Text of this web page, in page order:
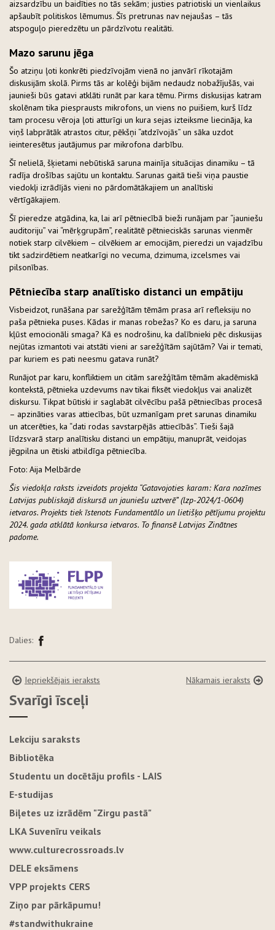
aizsardzību un baidīties no tās sekām; justies patriotiski un vienlaikus
apšaubīt politiskos lēmumus. Šīs pretrunas nav nejaušas – tās
atspoguļo pieredzētu un pārdzīvotu realitāti.
Mazo sarunu jēga
Šo atziņu ļoti konkrēti piedzīvojām vienā no janvārī rīkotajām
diskusijām skolā. Pirms tās ar kolēģi bijām nedaudz nobažījušās, vai
jaunieši būs gatavi atklāti runāt par kara tēmu. Pirms diskusijas katram
skolēnam tika piesprausts mikrofons, un viens no puišiem, kurš līdz
tam procesu vēroja ļoti atturīgi un kura sejas izteiksme liecināja, ka
viņš labprātāk atrastos citur, pēkšņi “atdzīvojās” un sāka uzdot
ieinteresētus jautājumus par mikrofona darbību.
Šī nelielā, šķietami nebūtiskā saruna mainīja situācijas dinamiku – tā
radīja drošības sajūtu un kontaktu. Sarunas gaitā tieši viņa paustie
viedokļi izrādījās vieni no pārdomātākajiem un analītiski
vērtīgākajiem.
Šī pieredze atgādina, ka, lai arī pētniecībā bieži runājam par “jauniešu
auditoriju” vai “mērķgrupām”, realitātē pētnieciskās sarunas vienmēr
notiek starp cilvēkiem – cilvēkiem ar emocijām, pieredzi un vajadzību
tikt sadzirdētiem neatkarīgi no vecuma, dzimuma, izcelsmes vai
pilsonības.
Pētniecība starp analītisko distanci un empātiju
Visbeidzot, runāšana par sarežģītām tēmām prasa arī refleksiju no
paša pētnieka puses. Kādas ir manas robežas? Ko es daru, ja saruna
kļūst emocionāli smaga? Kā es nodrošinu, ka dalībnieki pēc diskusijas
nejūtas izmantoti vai atstāti vieni ar sarežģītām sajūtām? Vai ir temati,
par kuriem es pati neesmu gatava runāt?
Runājot par karu, konfliktiem un citām sarežģītām tēmām akadēmiskā
kontekstā, pētnieka uzdevums nav tikai fiksēt viedokļus vai analizēt
diskursu. Tikpat būtiski ir saglabāt cilvēcību pašā pētniecības procesā
– apzināties varas attiecības, būt uzmanīgam pret sarunas dinamiku
un atcerēties, ka “dati rodas savstarpējās attiecībās”. Tieši šajā
līdzsvarā starp analītisku distanci un empātiju, manuprāt, veidojas
jēgpilna un ētiski atbildīga pētniecība.
Foto: Aija Melbārde
Šis viedokļa raksts izveidots projekta “Gatavojoties karam: Kara nozīmes
Latvijas publiskajā diskursā un jauniešu uztverē” (lzp-2024/1-0604)
ietvaros. Projekts tiek īstenots Fundamentālo un lietišķo pētījumu projektu
2024. gada atklātā konkursa ietvaros. To finansē Latvijas Zinātnes
padome.
Dalies:
Iepriekšējais ieraksts Nākamais ieraksts
Svarīgi īsceļi
Lekciju saraksts
Bibliotēka
Studentu un docētāju profils - LAIS
E-studijas
Biļetes uz izrādēm "Zirgu pastā"
LKA Suvenīru veikals
www.culturecrossroads.lv
DELE eksāmens
VPP projekts CERS
Ziņo par pārkāpumu!
#standwithukraine